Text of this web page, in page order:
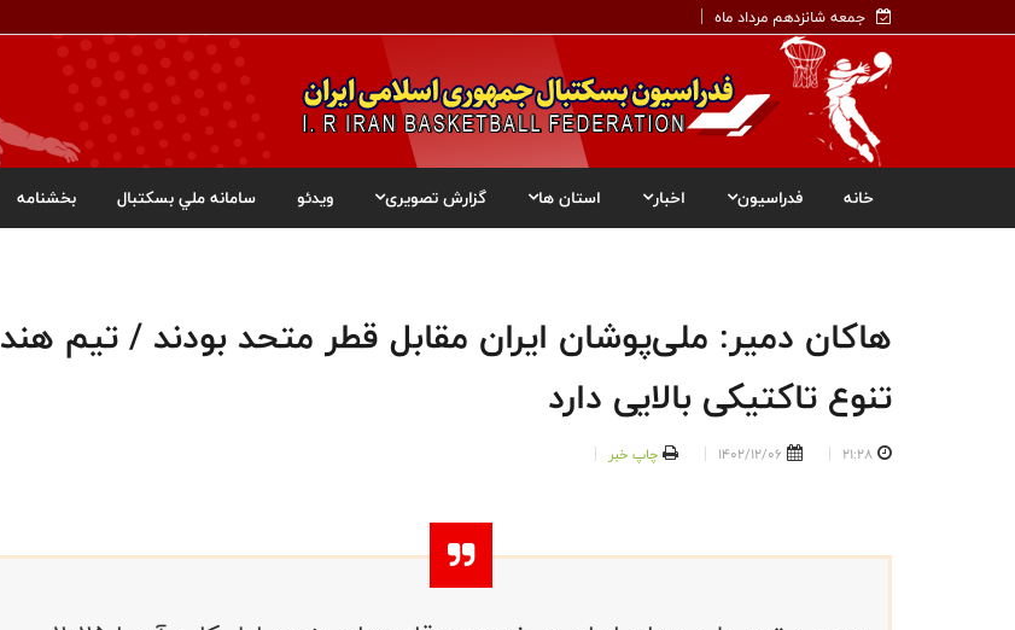
جمعه شانزدهم مرداد ماه
خانه فدراسیون اخبار استان ها گزارش تصویری ویدئو سامانه ملي بسکتبال بخشنامه
هاکان دمیر: ملی‌پوشان ایران مقابل قطر متحد بودند / تیم هند
تنوع تاکتیکی بالایی دارد
21:28
1402/12/06 چاپ خبر